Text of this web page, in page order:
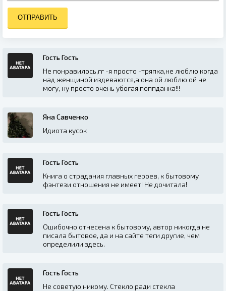
ОТПРАВИТЬ
Гость Гость
Не понравилось,гг -я просто -тряпка,не люблю когда
над женщиной издеваются,а она ой люблю ой не
могу, ну просто очень убогая поппданка!!!
Яна Савченко
Идиота кусок
Гость Гость
Книга о страдания главных героев, к бытовому
фэнтези отношения не имеет! Не дочитала!
Гость Гость
Ошибочно отнесена к бытовому, автор никогда не
писала бытовое, да и на сайте теги другие, чем
определили здесь.
Гость Гость
Не советую никому. Стекло ради стекла